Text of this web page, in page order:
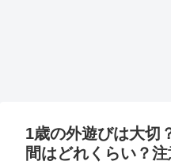
1歳の外遊びは大切
間はどれくらい？